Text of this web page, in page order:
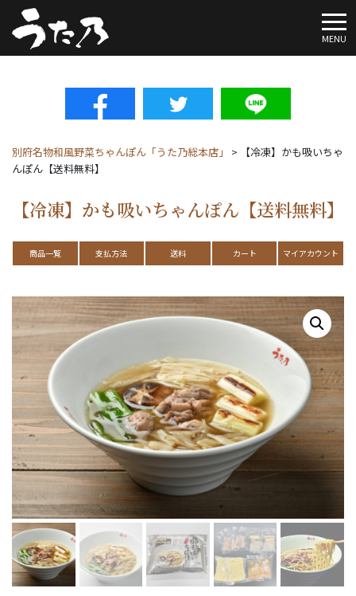
MENU
別府名物和風野菜ちゃんぽん「うた乃総本店」 >
【冷凍】かも吸いちゃ
んぽん【送料無料】
【冷凍】かも吸いちゃんぽん【送料無料】
商品一覧 支払方法 送料 カート マイアカウント